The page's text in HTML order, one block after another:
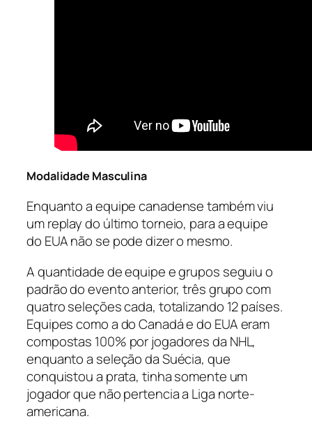
Modalidade Masculina
Enquanto a equipe canadense também viu
umreplaydo último torneio, para a equipe
do EUA não se pode dizer o mesmo.
A quantidade de equipe e grupos seguiu o
padrão do evento anterior, três grupo com
quatro seleções cada, totalizando 12 países.
Equipes como a do Canadá e do EUA eram
compostas 100% por jogadores da NHL,
enquanto a seleção da Suécia, que
conquistou a prata, tinha somente um
jogador que não pertencia a Liga norte-
americana.